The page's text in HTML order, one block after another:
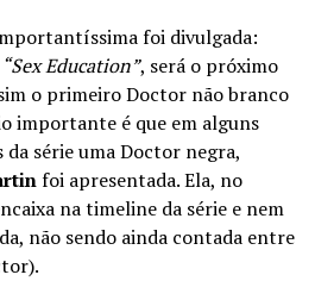
foi divulgada:
“Sex Education”, será o próximo
o primeiro Doctor não branco
importante é que em alguns
da série uma Doctor negra,
foi apresentada. Ela, no
na timeline da série e nem
não sendo ainda contada entre